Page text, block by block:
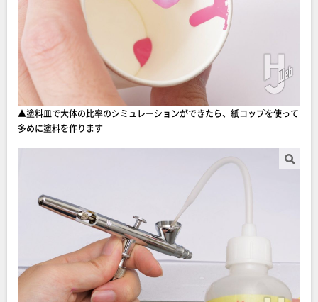
▲塗料皿で大体の比率のシミュレーションができたら、紙コップを使って
多めに塗料を作ります